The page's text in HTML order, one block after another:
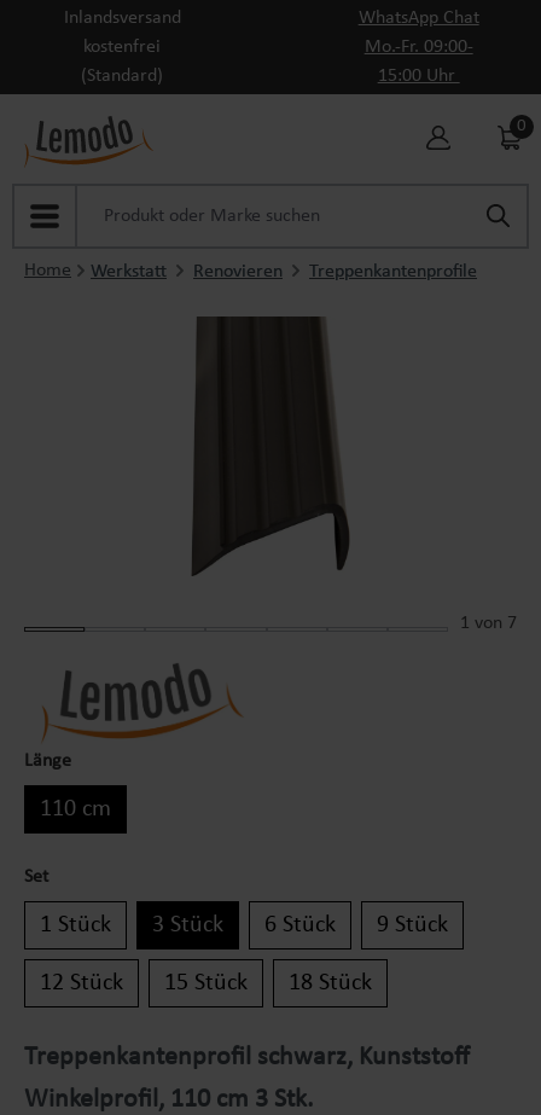
Zum Hauptinhalt springen
Inlandsversand
kostenfrei
(Standard)
WhatsApp Chat
Mo.-Fr. 09:00-
15:00 Uhr
0
Home Werkstatt Renovieren Treppenkantenprofile
1 von 7
Länge
110 cm
Set
1 Stück 3 Stück 6 Stück 9 Stück
12 Stück 15 Stück 18 Stück
Treppenkantenprofil schwarz, Kunststoff
Winkelprofil, 110 cm 3 Stk.